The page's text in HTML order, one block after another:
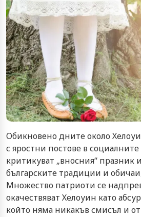
Обикновено дните около
с яростни постове в
критикуват „вносния“ празник
българските традиции и
Множество патриоти се
окачествяват Хелоуин като
който няма никакъв смисъл и